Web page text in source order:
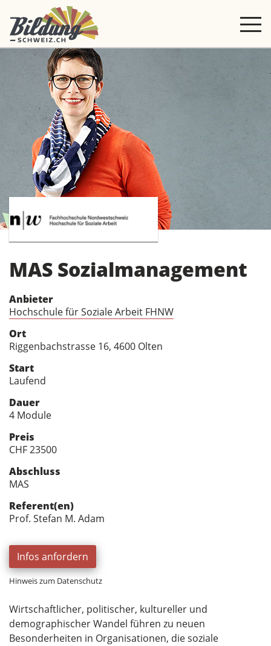
MAS Sozialmanagement
Anbieter
Hochschule für Soziale Arbeit FHNW
Ort
Riggenbachstrasse 16, 4600 Olten
Start
Laufend
Dauer
4 Module
Preis
CHF 23500
Abschluss
MAS
Referent(en)
Prof. Stefan M. Adam
Infos anfordern
Hinweis zum Datenschutz
Wirtschaftlicher, politischer, kultureller und
demographischer Wandel führen zu neuen
Besonderheiten in Organisationen, die soziale